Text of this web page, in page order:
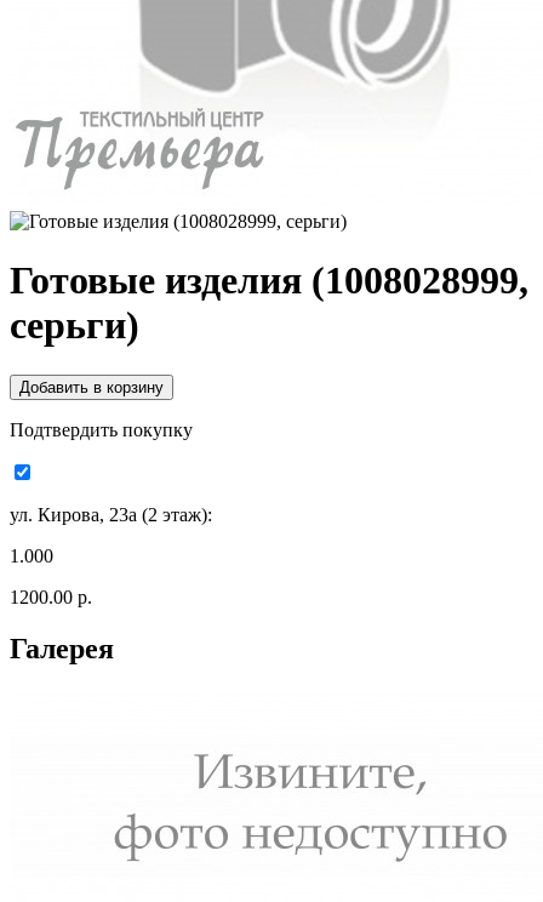
Готовые изделия (1008028999,
серьги)
Подтвердить покупку
ул. Кирова, 23а (2 этаж):
1.000
1200.00 р.
Галерея